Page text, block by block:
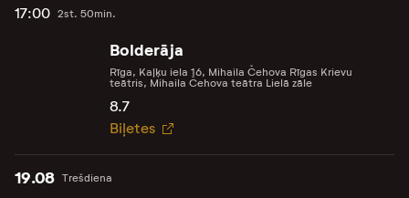
17:00 2st. 50min.
Bolderāja
Rīga, Kaļķu iela 16, Mihaila Čehova Rīgas Krievu
teātris, Mihaila Čehova teātra Lielā zāle
8.7
Biļetes
Trešdiena
19.08